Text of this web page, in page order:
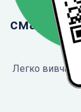
Легко